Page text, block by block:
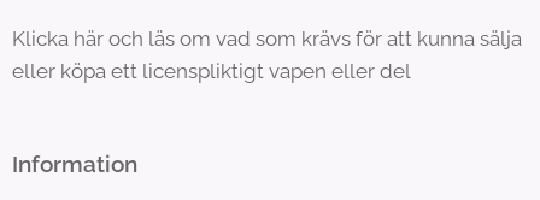
Klicka här och läs om vad som krävs för att kunna sälja
eller köpa ett licenspliktigt vapen eller del
Information